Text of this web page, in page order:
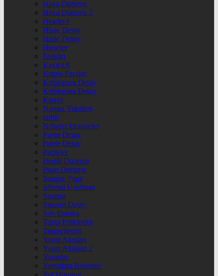
Hava Durumu
Hava Durumu 2
Header4
Hisse Detay
Hisse Detay
Hisseler
İletişim
Kayıt Ol
Kripto Paralar
Kriptopara Detay
Kriptopara Detay
Künye
Namaz Vakitleri
nnbil
Nöbetçi Eczaneler
Parite Detay
Parite Detay
Pariteler
Profili Düzenle
Puan Durumu
Sample Page
Şifremi Unuttum
Sinema
Sinema Detay
Son Dakika
Takip Ettiklerim
Takipçilerim
Yayın Akışları
Yayın Akışları 2
Yazarlar
Yazdığım Haberler